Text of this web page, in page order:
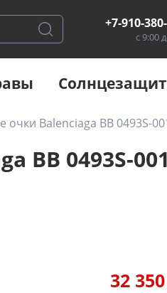
+7-910-
с 9:00
Balenciaga BB 0493S-
BB 0493S-001
32